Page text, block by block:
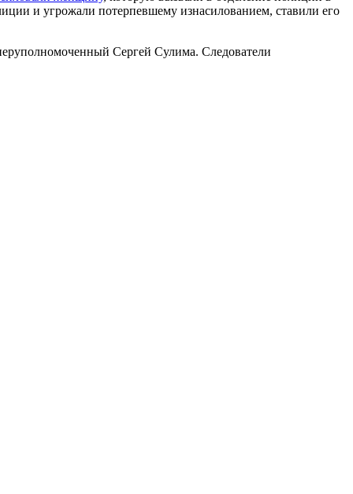
и угрожали потерпевшему изнасилованием, ставили его
Сергей Сулима. Следователи